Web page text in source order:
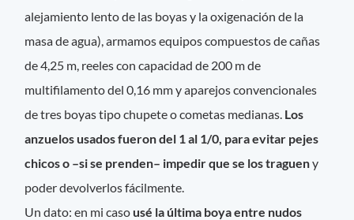
alejamiento lento de las boyas y la oxigenación de la
masa de agua), armamos equipos compuestos de cañas
de 4,25 m, reeles con capacidad de 200 m de
multifilamento del 0,16 mm y aparejos convencionales
de tres boyas tipo chupete o cometas medianas. Los
anzuelos usados fueron del 1 al 1/0, para evitar pejes
chicos o –si se prenden– impedir que se los tragueny
poder devolverlos fácilmente.
Un dato: en mi caso usé la última boya entre nudos